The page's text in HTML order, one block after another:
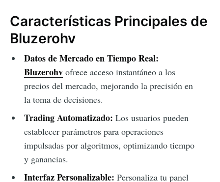
Características Principales de
Bluzerohv
Datos de Mercado en Tiempo Real:
Bluzerohvofrece acceso instantáneo a los
precios del mercado, mejorando la precisión en
la toma de decisiones.
Trading Automatizado: Los usuarios pueden
establecer parámetros para operaciones
impulsadas por algoritmos, optimizando tiempo
y ganancias.
Interfaz Personalizable: Personaliza tu panel